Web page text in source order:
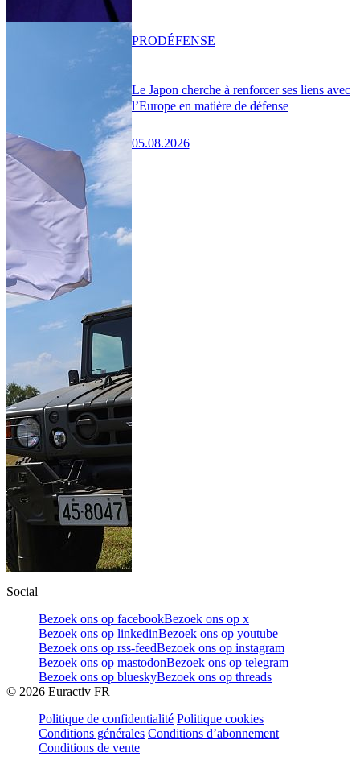
Le Japon cherche à renforcer ses liens avec
l’Europe en matière de défense
05.08.2026
PRODÉFENSE
Social
Bezoek ons op facebookBezoek ons op x
Bezoek ons op linkedinBezoek ons op youtube
Bezoek ons op rss-feedBezoek ons op instagram
Bezoek ons op mastodonBezoek ons op telegram
Bezoek ons op blueskyBezoek ons op threads
© 2026 Euractiv FR
Politique de confidentialité Politique cookies
Conditions générales Conditions d’abonnement
Conditions de vente